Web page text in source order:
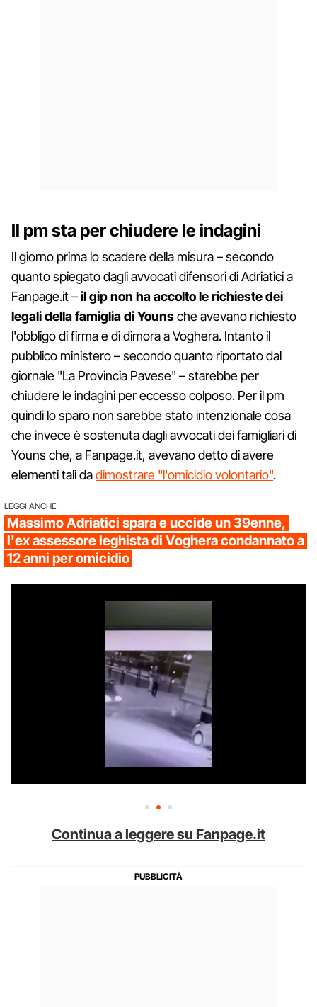
Il pm sta per chiudere le indagini
Il giorno prima lo scadere della misura – secondo
quanto spiegato dagli avvocati difensori di Adriatici a
Fanpage.it –il gip non ha accolto le richieste dei
legali della famiglia di Younsche avevano richiesto
l'obbligo di firma e di dimora a Voghera. Intanto il
pubblico ministero – secondo quanto riportato dal
giornale "La Provincia Pavese" – starebbe per
chiudere le indagini per eccesso colposo. Per il pm
quindi lo sparo non sarebbe stato intenzionale cosa
che invece è sostenuta dagli avvocati dei famigliari di
Youns che, a Fanpage.it, avevano detto di avere
elementi tali dadimostrare "l'omicidio volontario".
LEGGI ANCHE
Massimo Adriatici spara e uccide un 39enne,
l'ex assessore leghista di Voghera condannato a
12 anni per omicidio
Continua a leggere su Fanpage.it